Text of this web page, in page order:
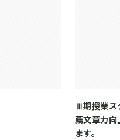
Ⅲ期授業ス
薦文章力
ます。